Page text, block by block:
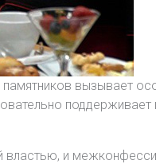
вызывает
властью, и